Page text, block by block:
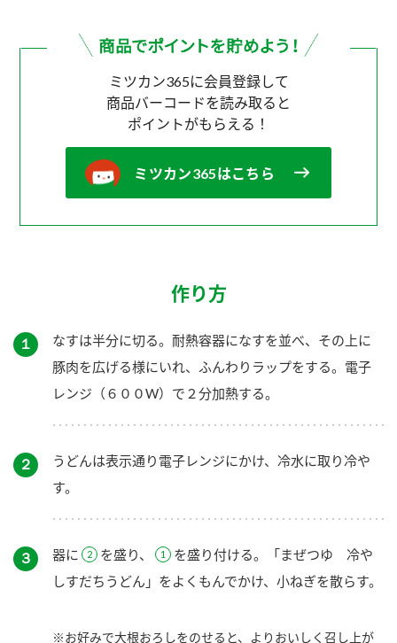
ミツカン365に会員登録して
商品バーコードを読み取ると
ポイントがもらえる！
ミツカン365はこちら
作り方
１
なすは半分に切る。耐熱容器になすを並べ、その上に
豚肉を広げる様にいれ、ふんわりラップをする。電子
レンジ（６００W）で２分加熱する。
２
うどんは表示通り電子レンジにかけ、冷水に取り冷や
す。
３ 器に を盛り、
を盛り付ける。「まぜつゆ 冷や
しすだちうどん」をよくもんでかけ、小ねぎを散らす。
※お好みで大根おろしをのせると、よりおいしく召し上が